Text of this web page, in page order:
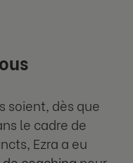
soient, dès que
le cadre de
Ezra a eu